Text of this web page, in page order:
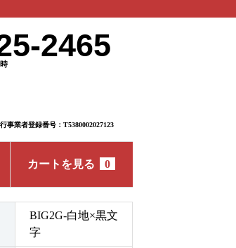
2465
事業者登録番号：T5380002027123
カートを見る 0
BIG2G-白地×黒文
字